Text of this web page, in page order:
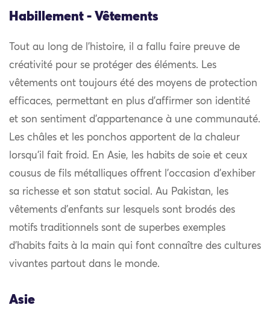
Habillement - Vêtements
Tout au long de l’histoire, il a fallu faire preuve de
créativité pour se protéger des éléments. Les
vêtements ont toujours été des moyens de protection
efficaces, permettant en plus d’affirmer son identité
et son sentiment d’appartenance à une communauté.
Les châles et les ponchos apportent de la chaleur
lorsqu’il fait froid. En Asie, les habits de soie et ceux
cousus de fils métalliques offrent l’occasion d’exhiber
sa richesse et son statut social. Au Pakistan, les
vêtements d’enfants sur lesquels sont brodés des
motifs traditionnels sont de superbes exemples
d’habits faits à la main qui font connaître des cultures
vivantes partout dans le monde.
Asie